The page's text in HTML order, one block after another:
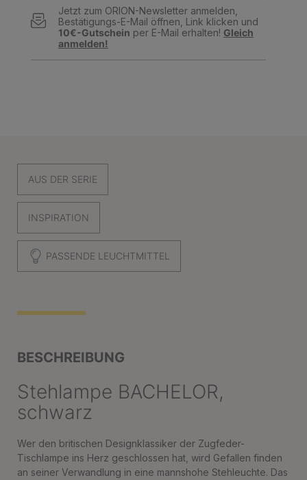
Jetzt zum ORION-Newsletter anmelden,
Bestätigungs-E-Mail öffnen, Link klicken und
10€-Gutschein per E-Mail erhalten! Gleich
anmelden!
AUS DER SERIE
INSPIRATION
PASSENDE LEUCHTMITTEL
BESCHREIBUNG
Stehlampe BACHELOR,
schwarz
Wer den britischen Designklassiker der Zugfeder-
Tischlampe ins Herz geschlossen hat, wird Gefallen finden
an seiner Verwandlung in eine mannshohe Stehleuchte. Das